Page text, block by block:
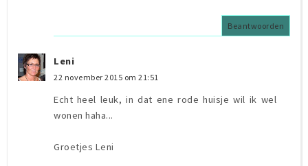
Beantwoorden
Leni
22 november 2015 om 21:51
Echt heel leuk, in dat ene rode huisje wil ik wel
wonen haha...
Groetjes Leni